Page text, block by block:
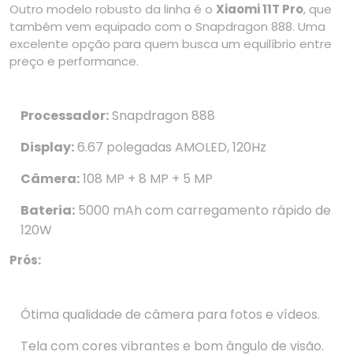
Outro modelo robusto da linha é o Xiaomi 11T Pro, que
também vem equipado com o Snapdragon 888. Uma
excelente opção para quem busca um equilíbrio entre
preço e performance.
Processador:Snapdragon 888
Display:6.67 polegadas AMOLED, 120Hz
Câmera:108 MP + 8 MP + 5 MP
Bateria: 5000 mAh com carregamento rápido de
120W
Prós:
Ótima qualidade de câmera para fotos e vídeos.
Tela com cores vibrantes e bom ângulo de visão.